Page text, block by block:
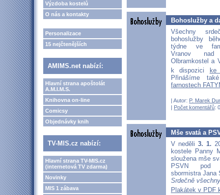
Výzdoba kostelů
O nás a kontakty
Personalizace
15 nejčtenějších
AMIMS.net nabízí:
Hlavní strana apoštolát
A.M.I.M.S.
Knihovna on-line
Comicsy
Objednávky knih
TV-MIS.cz nabízí:
Hlavní strana TV-MIS.cz
(internetová TV zdarma)
Novinky
MIS 1 zábava
Bohoslužby a
Všechny
bohoslužby
týdne ve
Vranov
Olbramkostel a
k dispozici
Přinášíme
farnostech
| Autor: P. Marek
| Počet komentářů:
Mše svatá a
V neděli 3. 1.
kostele Panny
sloužena mše
PSVN pod
sbormistra Jana
Srdečně
Plakátek v PDF